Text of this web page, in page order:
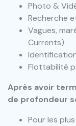
Photo &
Recherche
Vagues,
Currents)
Flottabilité
Après avoir
de profondeur
Pour les